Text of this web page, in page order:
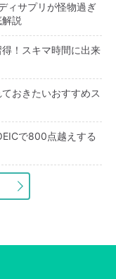
ィサプリが怪物過ぎ
説
！スキマ時間に出来
おきたいおすすめス
で800点越えする